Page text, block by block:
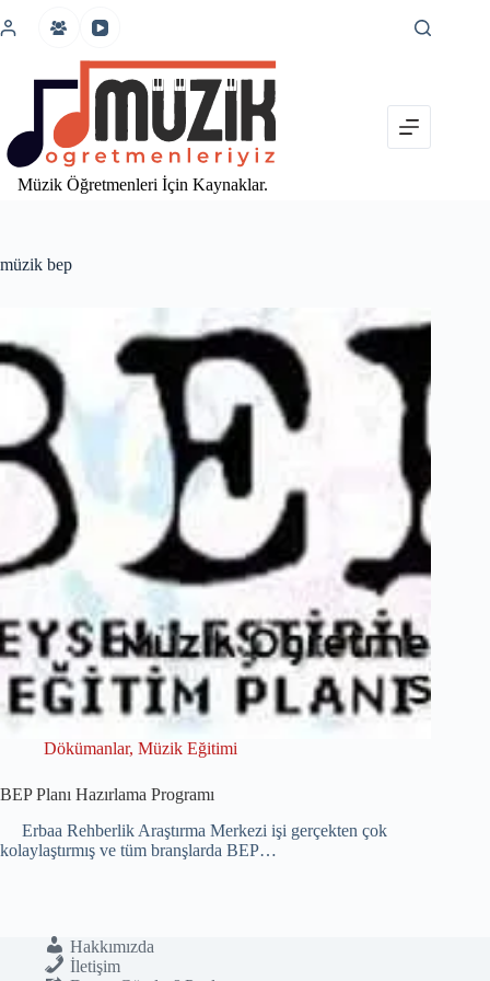
atla
Müzik Öğretmenleri İçin Kaynaklar.
müzik bep
Dökümanlar, Müzik Eğitimi
BEP Planı Hazırlama Programı
Erbaa Rehberlik Araştırma Merkezi işi gerçekten çok
kolaylaştırmış ve tüm branşlarda BEP…
Hakkımızda
İletişim